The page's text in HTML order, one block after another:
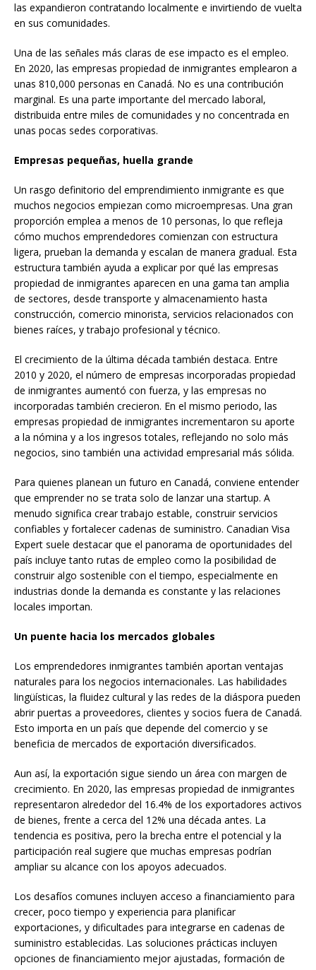
las expandieron contratando localmente e invirtiendo de vuelta
en sus comunidades.
Una de las señales más claras de ese impacto es el empleo.
En 2020, las empresas propiedad de inmigrantes emplearon a
unas 810,000 personas en Canadá. No es una contribución
marginal. Es una parte importante del mercado laboral,
distribuida entre miles de comunidades y no concentrada en
unas pocas sedes corporativas.
Empresas pequeñas, huella grande
Un rasgo definitorio del emprendimiento inmigrante es que
muchos negocios empiezan como microempresas. Una gran
proporción emplea a menos de 10 personas, lo que refleja
cómo muchos emprendedores comienzan con estructura
ligera, prueban la demanda y escalan de manera gradual. Esta
estructura también ayuda a explicar por qué las empresas
propiedad de inmigrantes aparecen en una gama tan amplia
de sectores, desde transporte y almacenamiento hasta
construcción, comercio minorista, servicios relacionados con
bienes raíces, y trabajo profesional y técnico.
El crecimiento de la última década también destaca. Entre
2010 y 2020, el número de empresas incorporadas propiedad
de inmigrantes aumentó con fuerza, y las empresas no
incorporadas también crecieron. En el mismo periodo, las
empresas propiedad de inmigrantes incrementaron su aporte
a la nómina y a los ingresos totales, reflejando no solo más
negocios, sino también una actividad empresarial más sólida.
Para quienes planean un futuro en Canadá, conviene entender
que emprender no se trata solo de lanzar una startup. A
menudo significa crear trabajo estable, construir servicios
confiables y fortalecer cadenas de suministro. Canadian Visa
Expert suele destacar que el panorama de oportunidades del
país incluye tanto rutas de empleo como la posibilidad de
construir algo sostenible con el tiempo, especialmente en
industrias donde la demanda es constante y las relaciones
locales importan.
Un puente hacia los mercados globales
Los emprendedores inmigrantes también aportan ventajas
naturales para los negocios internacionales. Las habilidades
lingüísticas, la fluidez cultural y las redes de la diáspora pueden
abrir puertas a proveedores, clientes y socios fuera de Canadá.
Esto importa en un país que depende del comercio y se
beneficia de mercados de exportación diversificados.
Aun así, la exportación sigue siendo un área con margen de
crecimiento. En 2020, las empresas propiedad de inmigrantes
representaron alrededor del 16.4% de los exportadores activos
de bienes, frente a cerca del 12% una década antes. La
tendencia es positiva, pero la brecha entre el potencial y la
participación real sugiere que muchas empresas podrían
ampliar su alcance con los apoyos adecuados.
Los desafíos comunes incluyen acceso a financiamiento para
crecer, poco tiempo y experiencia para planificar
exportaciones, y dificultades para integrarse en cadenas de
suministro establecidas. Las soluciones prácticas incluyen
opciones de financiamiento mejor ajustadas, formación de